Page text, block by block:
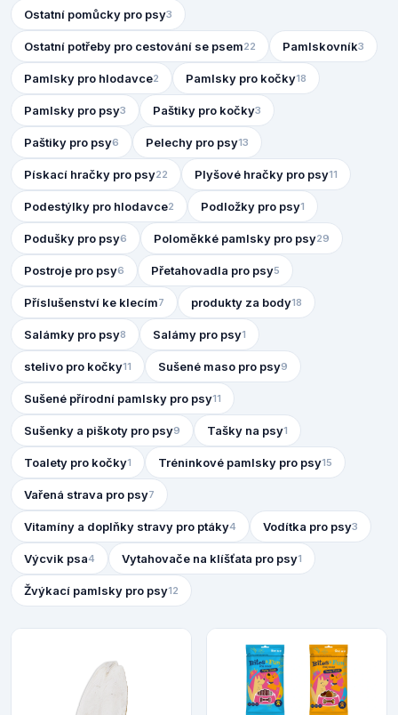
Ostatní pomůcky pro psy3
Ostatní potřeby pro cestování se psem22 Pamlskovník3
Pamlsky pro hlodavce2 Pamlsky pro kočky18
Pamlsky pro psy3 Paštiky pro kočky3
Paštiky pro psy6 Pelechy pro psy13
Pískací hračky pro psy22 Plyšové hračky pro psy11
Podestýlky pro hlodavce2 Podložky pro psy1
Podušky pro psy6 Poloměkké pamlsky pro psy29
Postroje pro psy6 Přetahovadla pro psy5
Příslušenství ke klecím7 produkty za body18
Salámky pro psy8 Salámy pro psy1
stelivo pro kočky11 Sušené maso pro psy9
Sušené přírodní pamlsky pro psy11
Sušenky a piškoty pro psy9 Tašky na psy1
Toalety pro kočky1 Tréninkové pamlsky pro psy15
Vařená strava pro psy7
Vitamíny a doplňky stravy pro ptáky4 Vodítka pro psy3
Výcvik psa4 Vytahovače na klíšťata pro psy1
Žvýkací pamlsky pro psy12